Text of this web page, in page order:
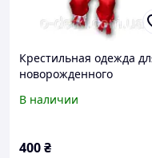
Крестильная одежда
новорожденного
В наличии
400₴